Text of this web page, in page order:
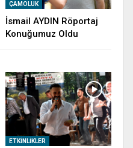
ÇAMOLUK
İsmail AYDIN Röportaj
Konuğumuz Oldu
ETKINLIKLER